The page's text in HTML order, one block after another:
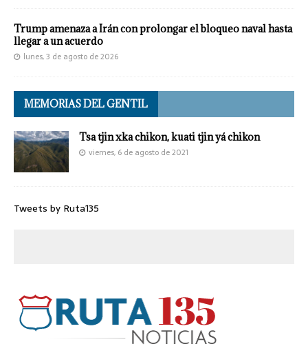
Trump amenaza a Irán con prolongar el bloqueo naval hasta
llegar a un acuerdo
lunes, 3 de agosto de 2026
MEMORIAS DEL GENTIL
Tsa tjin xka chikon, kuati tjin yá chikon
viernes, 6 de agosto de 2021
Tweets by Ruta135